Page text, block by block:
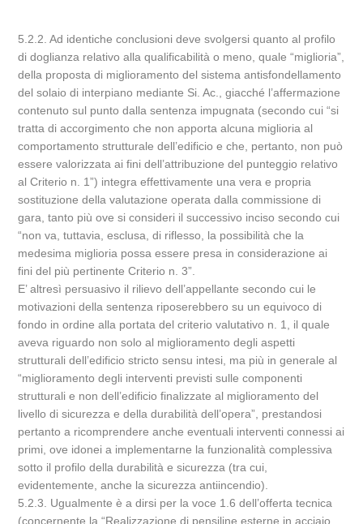
5.2.2. Ad identiche conclusioni deve svolgersi quanto al profilo
di doglianza relativo alla qualificabilità o meno, quale “miglioria”,
della proposta di miglioramento del sistema antisfondellamento
del solaio di interpiano mediante Si. Ac., giacché l’affermazione
contenuto sul punto dalla sentenza impugnata (secondo cui “si
tratta di accorgimento che non apporta alcuna miglioria al
comportamento strutturale dell’edificio e che, pertanto, non può
essere valorizzata ai fini dell’attribuzione del punteggio relativo
al Criterio n. 1”) integra effettivamente una vera e propria
sostituzione della valutazione operata dalla commissione di
gara, tanto più ove si consideri il successivo inciso secondo cui
“non va, tuttavia, esclusa, di riflesso, la possibilità che la
medesima miglioria possa essere presa in considerazione ai
fini del più pertinente Criterio n. 3”.
E’ altresì persuasivo il rilievo dell’appellante secondo cui le
motivazioni della sentenza riposerebbero su un equivoco di
fondo in ordine alla portata del criterio valutativo n. 1, il quale
aveva riguardo non solo al miglioramento degli aspetti
strutturali dell’edificio stricto sensu intesi, ma più in generale al
“miglioramento degli interventi previsti sulle componenti
strutturali e non dell’edificio finalizzate al miglioramento del
livello di sicurezza e della durabilità dell’opera”, prestandosi
pertanto a ricomprendere anche eventuali interventi connessi ai
primi, ove idonei a implementarne la funzionalità complessiva
sotto il profilo della durabilità e sicurezza (tra cui,
evidentemente, anche la sicurezza antiincendio).
5.2.3. Ugualmente è a dirsi per la voce 1.6 dell’offerta tecnica
(concernente la “Realizzazione di pensiline esterne in acciaio